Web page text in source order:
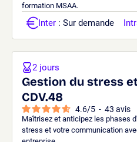
formation MSAA.
Inter : Sur demande
Gestion du stress
CDV.48
4.6/5 - 43 avis
Maîtrisez et anticipez les phases
stress et votre communication
2 jours